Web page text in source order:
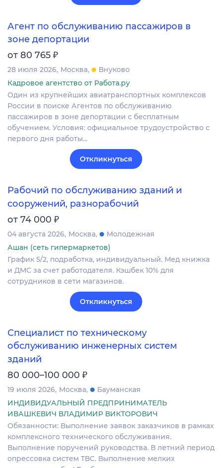
Агент по обслуживанию пассажиров в
зоне депортации
от 80 765 ₽
28 июля 2026 Москва
Внуково
Кадровое агентство от Работа.ру
Один из крупнейших авиатранспортных комплексов
России в поиске Агентов по обслуживанию
пассажиров в зоне депортации с бесплатным
обучением. Условия: официальное трудоустройство с
первого дня работы…
Откликнуться
Рабочий по обслуживанию зданий и
сооружений, разнорабочий
от 74 000 ₽
04 августа 2026 Москва
Молодежная
Ашан (сеть гипермаркетов)
График 5/2, подработка, индивидуальный. Мед книжка
и ДМС за счет работодателя. Кэшбек 10% для
сотрудников в сети магазинов.
Откликнуться
Специалист по техническому
обслуживанию инженерных систем
зданий
80 000–100 000 ₽
19 июля 2026 Москва
Бауманская
ИНДИВИДУАЛЬНЫЙ ПРЕДПРИНИМАТЕЛЬ
ИВАШКЕВИЧ ВЛАДИМИР ВИКТОРОВИЧ
Обязанности: Выполнение заявок заказчиков в рамках
комплексного технического обслуживания.
Выполнение поручений руководства. В летний период
опрессовка систем ТВС. Выполнение мелких